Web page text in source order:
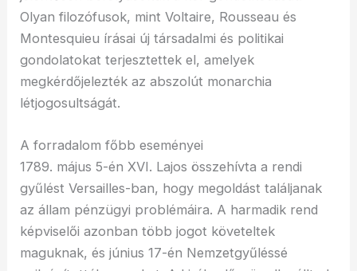
Olyan filozófusok, mint Voltaire, Rousseau és
Montesquieu írásai új társadalmi és politikai
gondolatokat terjesztettek el, amelyek
megkérdőjelezték az abszolút monarchia
létjogosultságát.
A forradalom főbb eseményei
1789. május 5-én XVI. Lajos összehívta a rendi
gyűlést Versailles-ban, hogy megoldást találjanak
az állam pénzügyi problémáira. A harmadik rend
képviselői azonban több jogot követeltek
maguknak, és június 17-én Nemzetgyűléssé